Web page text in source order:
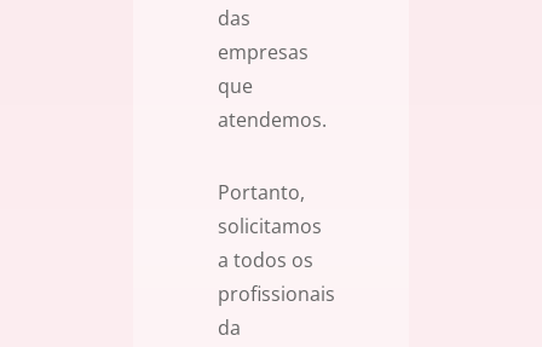
das
empresas
que
atendemos.
Portanto,
solicitamos
a todos os
profissionais
da